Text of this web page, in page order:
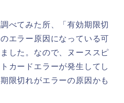
べてみた所、「有効期限切
エラー原因になっている可
した。なので、ヌーススピ
カードエラーが発生してし
限切れがエラーの原因かも